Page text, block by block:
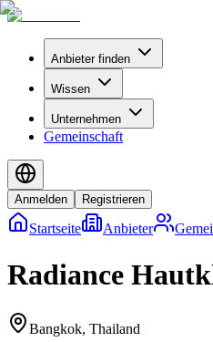
Anbieter finden
Wissen
Unternehmen
Gemeinschaft
Anmelden Registrieren
Startseite Anbieter
Radiance
Bangkok, Thailand